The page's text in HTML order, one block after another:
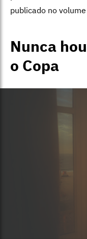
publicado no
Nunca
o Copa